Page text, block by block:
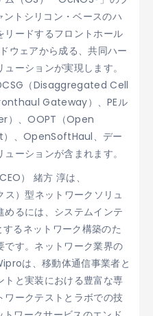
トシリコン・ベースのハ
リードするフロントホール
ウェアから成る、共同ハー
ーションが実現します。
（Disaggregated Cell
Gateway）、PEル
）、OOPT（Open
、OpenSoftHaul、デー
ーションが含まれます。
） 緒方 淳は、
）型ネットワークソリュ
るには、システムインテ
るネットワーク構築のた
です。ネットワーク業界の
は、移動体通信事業者と
トと実装における豊富な専
ワークテストとラボでの技